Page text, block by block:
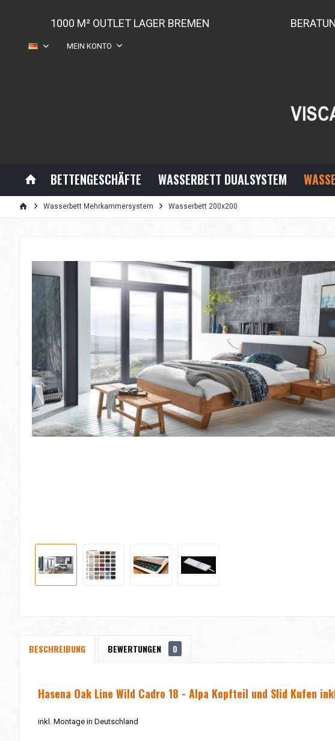
1000 M² OUTLET LAGER BREMEN
MEIN KONTO
BETTENGESCHÄFTE WASSERBETT DUALSYSTEM
Wasserbett Mehrkammersystem Wasserbett 200x200
BESCHREIBUNG BEWERTUNGEN 0
Hasena Oak Line Wild Cadro 18 - Alpa Kopfteil und Slid Kufen
inkl. Montage in Deutschland